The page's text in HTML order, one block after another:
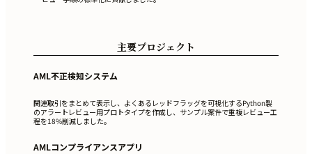
主要プロジェクト
AML不正検知システム
関連取引をまとめて表示し、よくあるレッドフラッグを可視化するPython製
のアラートレビュー用プロトタイプを作成し、サンプル案件で重複レビュー工
程を18%削減しました。
AMLコンプライアンスアプリ